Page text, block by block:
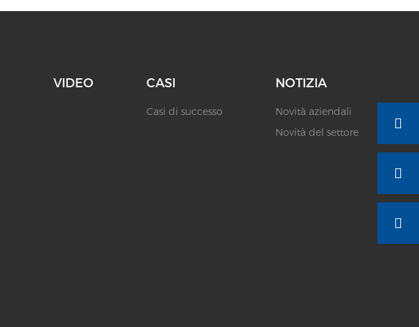
VIDEO CASI
Casi di successo
NOTIZIA
Novità aziendali
Novità del settore